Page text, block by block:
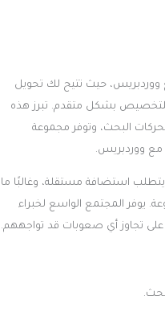
ووردبريس، حيث تتيح لك تحويل
بشكل متقدم. تبرز هذه
البحث، وتوفر مجموعة
مع ووردبريس.
استضافة مستقلة، وغالبًا ما
يوفر المجتمع الواسع لخبراء
على تجاوز أي صعوبات قد تواجههم.